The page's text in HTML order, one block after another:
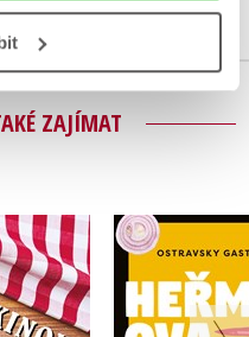
ZAJÍMAT
kuchyni
Ostravsky